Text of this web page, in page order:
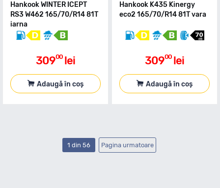
Hankook WINTER ICEPT
RS3 W462 165/70/R14 81T
iarna
30900 lei
Adaugă în coș
Hankook K435 Kinergy
eco2 165/70/R14 81T vara
30900 lei
Adaugă în coș
1 din 56 Pagina urmatoare